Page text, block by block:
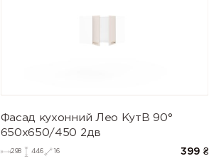
Фасад кухонний Лео КутВ 90°
650х650/450 2дв
298 446 16 399 ₴